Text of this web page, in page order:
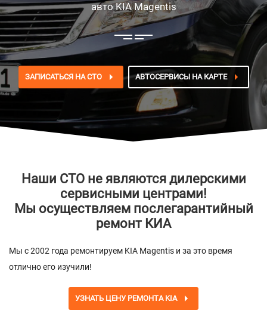
авто KIA Magentis
ЗАПИСАТЬСЯ НА СТО АВТОСЕРВИСЫ НА КАРТЕ
Наши СТО не являются дилерскими
сервисными центрами!
Мы осуществляем послегарантийный
ремонт КИА
Мы с 2002 года ремонтируем KIA Magentis и за это время
отлично его изучили!
УЗНАТЬ ЦЕНУ РЕМОНТА KIA